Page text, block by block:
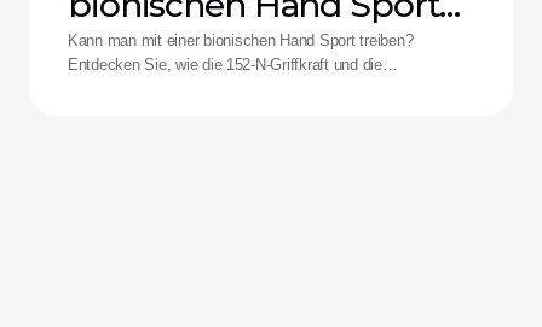
treiben?
Kann man mit einer bionischen Hand Sport treiben?
Entdecken Sie, wie die 152-N-Griffkraft und die